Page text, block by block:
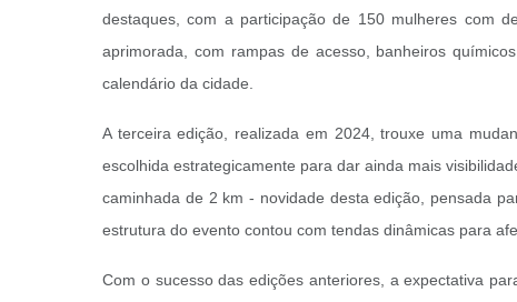
destaques, com a participação de 150 mulheres com
aprimorada, com rampas de acesso, banheiros
calendário da cidade.
A terceira edição, realizada em 2024, trouxe uma
escolhida estrategicamente para dar ainda mais
caminhada de 2 km - novidade desta edição, pensada
estrutura do evento contou com tendas dinâmicas para
Com o sucesso das edições anteriores, a expectativa